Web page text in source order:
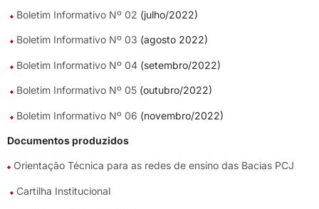
Boletim Informativo Nº 02 (julho/2022)
Boletim Informativo Nº 03 (agosto 2022)
Boletim Informativo Nº 04 (setembro/2022)
Boletim Informativo Nº 05 (outubro/2022)
Boletim Informativo Nº 06 (novembro/2022)
Documentos produzidos
Orientação Técnica para as redes de ensino das Bacias PCJ
Cartilha Institucional